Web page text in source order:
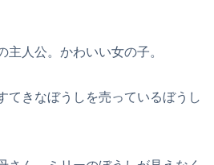
人公。かわいい女の子。
きなぼうしを売っているぼうし